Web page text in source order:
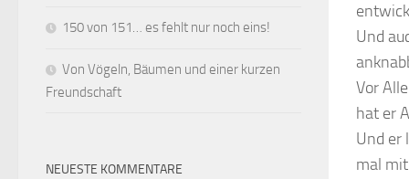
Und
Vor
hat er
Und er
mal
150 von 151… es fehlt nur noch eins!
Von Vögeln, Bäumen und einer kurzen
Freundschaft
NEUESTE KOMMENTARE